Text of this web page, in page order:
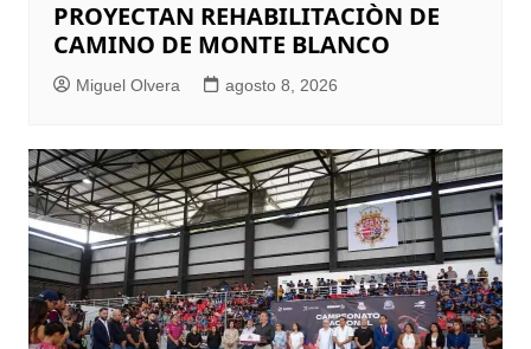
PROYECTAN REHABILITACIÒN DE
CAMINO DE MONTE BLANCO
Miguel Olvera agosto 8, 2026